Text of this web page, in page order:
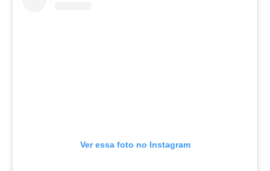
Ver essa foto no Instagram